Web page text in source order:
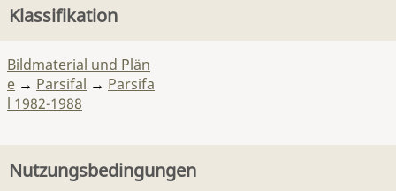
Klassifikation
Bildmaterial und Plän
e → Parsifal → Parsifa
l 1982-1988
Nutzungsbedingungen